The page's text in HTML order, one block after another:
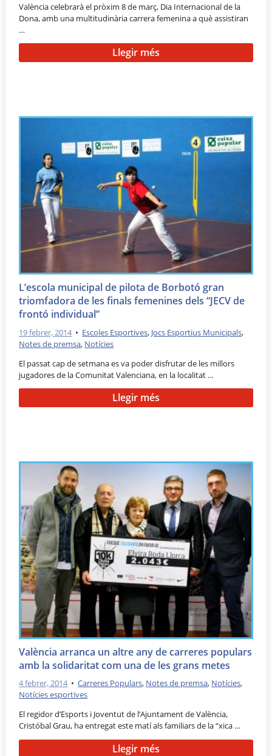
València celebrarà el pròxim 8 de març, Dia Internacional de la
Dona, amb una multitudinària carrera femenina a què assistiran
…
Llegir més
L’escola municipal de pilota de Borbotó gran
triomfadora de les finals femenines dels “JECV de
frontó individual”
19 febrer, 2014 • Escoles Esportives, Jocs Esportius Municipals,
Notes de premsa, Notícies
El passat cap de setmana es va poder disfrutar de les millors
jugadores de la Comunitat Valenciana, en la localitat …
Llegir més
València arranca un altre any de carreres populars
amb la solidaritat com una de les grans metes
4 febrer, 2014 •Carreres Populars, Notes de premsa, Notícies,
Notícies esportives
El regidor d’Esports i Joventut de l’Ajuntament de València,
Cristóbal Grau, ha entregat este matí als familiars de la “xica …
Llegir més